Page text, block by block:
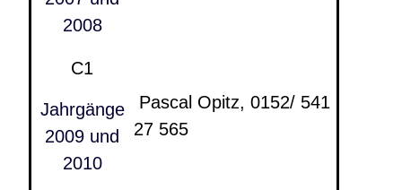
2008
C1
Jahrgänge
2009 und
2010
Pascal Opitz, 0152/ 541
27 565